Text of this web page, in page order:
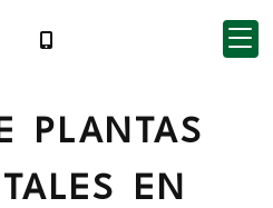
PLANTAS
EN